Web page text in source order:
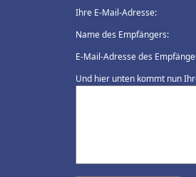
Ihre E-Mail-Adresse:
Name des Empfängers:
E-Mail-Adresse des
Und hier unten kommt nun